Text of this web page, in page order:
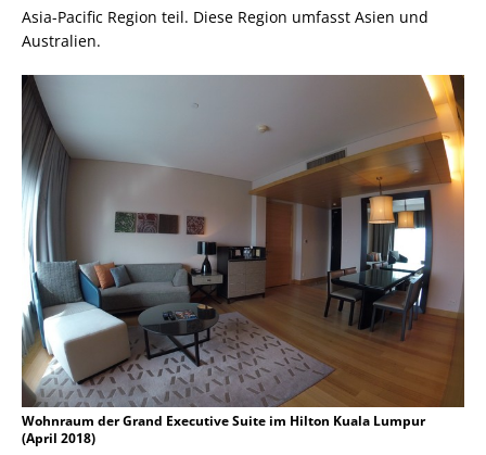
Asia-Pacific Region teil. Diese Region umfasst Asien und
Australien.
Wohnraum der Grand Executive Suite im Hilton Kuala Lumpur
(April 2018)